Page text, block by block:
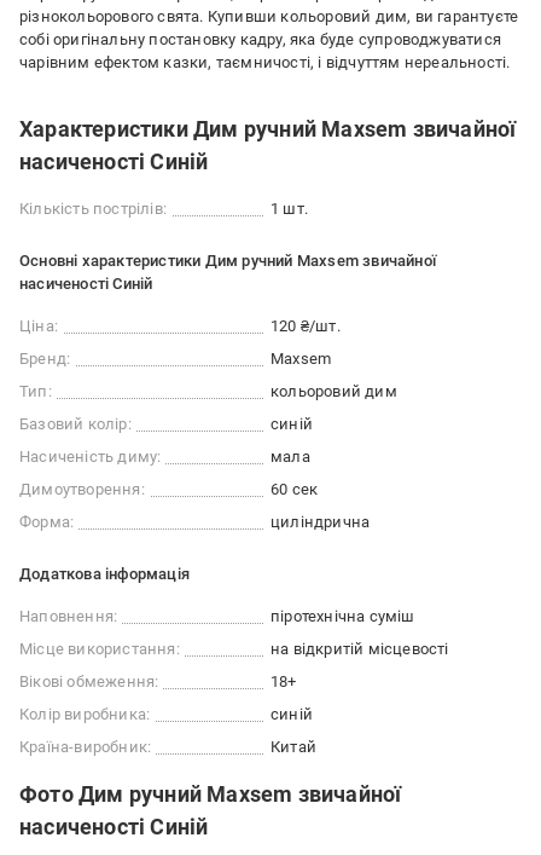
різнокольорового свята. Купивши кольоровий дим, ви гарантуєте
собі оригінальну постановку кадру, яка буде супроводжуватися
чарівним ефектом казки, таємничості, і відчуттям нереальності.
Характеристики Дим ручний Maxsem звичайної
насиченості Синій
Кількість пострілів: 1 шт.
Основні характеристики Дим ручний Maxsem звичайної
насиченості Синій
Ціна:
120 ₴/шт.
Бренд:
Maxsem
Тип:
кольоровий дим
Базовий колір:
синій
Насиченість диму:
мала
Димоутворення:
60 сек
Форма:
циліндрична
Додаткова інформація
Наповнення:
піротехнічна суміш
Місце використання:
на відкритій місцевості
Вікові обмеження:
18+
Колір виробника:
синій
Країна-виробник:
Китай
Фото Дим ручний Maxsem звичайної
насиченості Синій